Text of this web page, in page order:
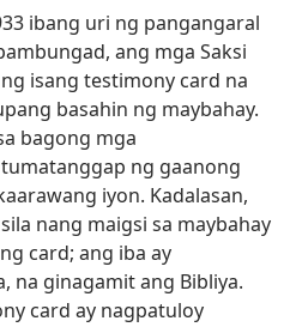
ibang uri ng pangangaral
ang mga Saksi
isang testimony card na
basahin ng maybahay.
bagong mga
ng gaanong
iyon. Kadalasan,
nang maigsi sa maybahay
card; ang iba ay
na ginagamit ang Bibliya.
card ay nagpatuloy